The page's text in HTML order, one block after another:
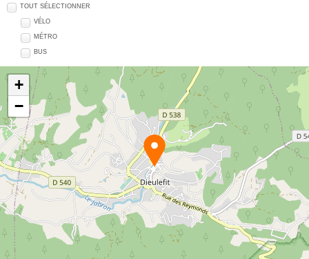
TOUT SÉLECTIONNER
VÉLO
MÉTRO
BUS
+
−